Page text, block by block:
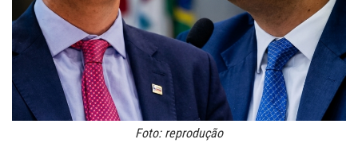
Foto: reprodução